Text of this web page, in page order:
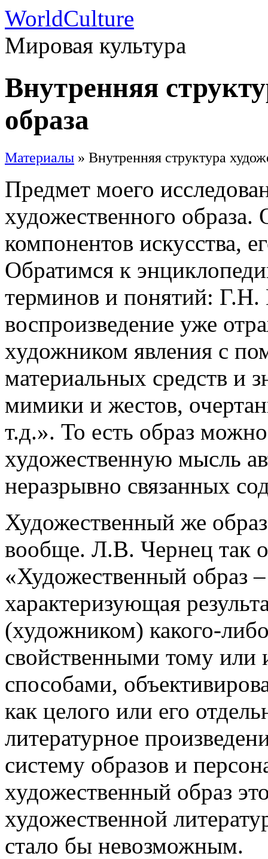
WorldCulture
Мировая культура
Внутренняя
образа
Материалы » Внутренняя структура
Предмет моего
художественного
компонентов искусства,
Обратимся к
терминов и понятий: Г.Н.
воспроизведение уже
художником явления с
материальных средств и
мимики и жестов,
т.д.». То есть образ
художественную мысль
неразрывно связанных
Художественный же
вообще. Л.В. Чернец так
«Художественный образ –
характеризующая
(художником) какого-
свойственными тому или
способами,
как целого или его
литературное
систему образов и
художественный образ
художественной
стало бы невозможным.